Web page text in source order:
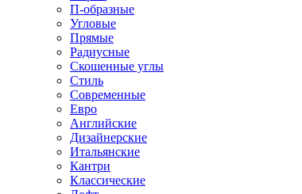
П-образные
Угловые
Прямые
Радиусные
Скошенные углы
Стиль
Современные
Евро
Английские
Дизайнерские
Итальянские
Кантри
Классические